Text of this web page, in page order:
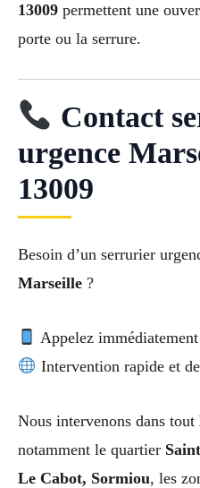
13009 permettent une
porte ou la serrure.
Contact
urgence
13009
Besoin d’un serrurier
Marseille ?
Appelez
Intervention rapide et
Nous intervenons dans tout
notamment le quartier
Le Cabot, Sormiou, les